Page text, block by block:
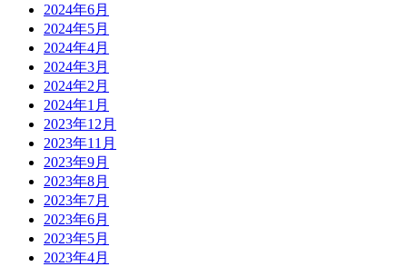
2024年6月
2024年5月
2024年4月
2024年3月
2024年2月
2024年1月
2023年12月
2023年11月
2023年9月
2023年8月
2023年7月
2023年6月
2023年5月
2023年4月